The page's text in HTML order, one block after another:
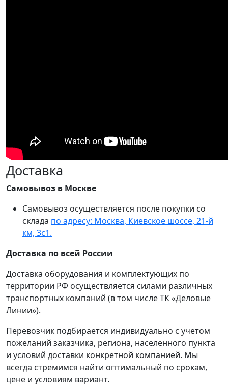
Доставка
Самовывоз в Москве
Самовывоз осуществляется после покупки со
склада по адресу: Москва, Киевское шоссе, 21-й
км, 3с1.
Доставка по всей России
Доставка оборудования и комплектующих по
территории РФ осуществляется силами различных
транспортных компаний (в том числе ТК «Деловые
Линии»).
Перевозчик подбирается индивидуально с учетом
пожеланий заказчика, региона, населенного пункта
и условий доставки конкретной компанией. Мы
всегда стремимся найти оптимальный по срокам,
цене и условиям вариант.